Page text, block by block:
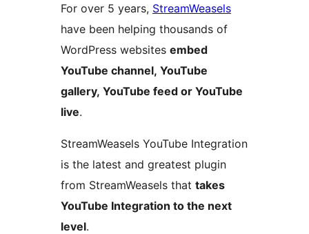
For over 5 years, StreamWeasels
have been helping thousands of
WordPress websites embed
YouTube channel, YouTube
gallery, YouTube feed or YouTube
live.
StreamWeasels YouTube Integration
is the latest and greatest plugin
from StreamWeasels that takes
YouTube Integration to the next
level.